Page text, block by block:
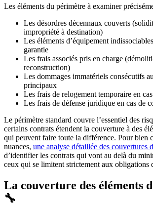
Les éléments du périmètre à examiner
Les désordres décennaux couverts
impropriété à destination)
Les éléments d’équipement
garantie
Les frais associés pris en charge
reconstruction)
Les dommages immatériels consécutifs
principaux
Les frais de relogement temporaire en
Les frais de défense juridique en cas de
Le périmètre standard couvre l’essentiel des
certains contrats étendent la couverture à des
qui peuvent faire toute la différence. Pour bien
nuances, une analyse détaillée des couvertures
d’identifier les contrats qui vont au delà du
ceux qui se limitent strictement aux obligations
La couverture des éléments
🔧